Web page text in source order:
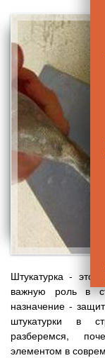
Штукатурка - это
важную роль в
назначение -
штукатурки в
разберемся,
элементом в